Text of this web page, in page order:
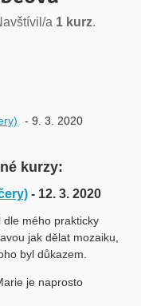
a 1 kurz.
- 9. 3. 2020
kurzy:
- 12. 3. 2020
dle mého prakticky
jak dělat mozaiku,
byl důkazem.
je naprosto